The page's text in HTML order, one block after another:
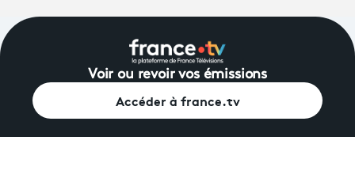
Voir ou revoir vos émissions
Accéder à france.tv